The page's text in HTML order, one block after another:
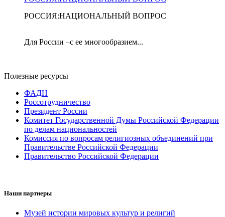
РОССИЯ:НАЦИОНАЛЬНЫЙ ВОПРОС
Для России –с ее многообразием...
Полезные ресурсы
ФАДН
Россотрудничество
Президент России
Комитет Государственной Думы Российской Федерации
по делам национальностей
Комиссия по вопросам религиозных объединений при
Правительстве Российской Федерации
Правительство Российской Федерации
Наши партнеры
Музей истории мировых культур и религий